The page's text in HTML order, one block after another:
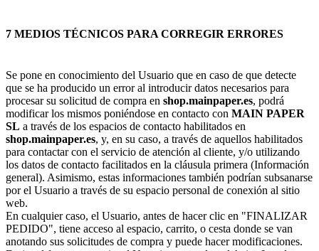
7 MEDIOS TÉCNICOS PARA CORREGIR ERRORES
Se pone en conocimiento del Usuario que en caso de que detecte
que se ha producido un error al introducir datos necesarios para
procesar su solicitud de compra en shop.mainpaper.es, podrá
modificar los mismos poniéndose en contacto con MAIN PAPER
SL a través de los espacios de contacto habilitados en
shop.mainpaper.es, y, en su caso, a través de aquellos habilitados
para contactar con el servicio de atención al cliente, y/o utilizando
los datos de contacto facilitados en la cláusula primera (Información
general). Asimismo, estas informaciones también podrían subsanarse
por el Usuario a través de su espacio personal de conexión al sitio
web.
En cualquier caso, el Usuario, antes de hacer clic en "FINALIZAR
PEDIDO", tiene acceso al espacio, carrito, o cesta donde se van
anotando sus solicitudes de compra y puede hacer modificaciones.